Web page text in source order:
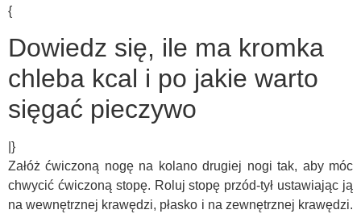
{
Dowiedz się, ile ma kromka
chleba kcal i po jakie warto
sięgać pieczywo
|}
Załóż ćwiczoną nogę na kolano drugiej nogi tak, aby móc
chwycić ćwiczoną stopę. Roluj stopę przód-tył ustawiając ją
na wewnętrznej krawędzi, płasko i na zewnętrznej krawędzi.